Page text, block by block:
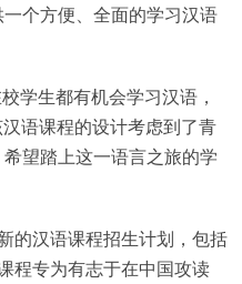
个方便、全面的学习汉语
学生都有机会学习汉语，
语课程的设计考虑到了青
望踏上这一语言之旅的学
的汉语课程招生计划，包括
程专为有志于在中国攻读